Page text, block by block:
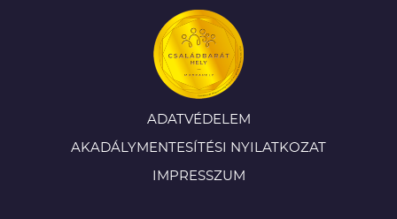
ADATVÉDELEM
AKADÁLYMENTESÍTÉSI NYILATKOZAT
IMPRESSZUM